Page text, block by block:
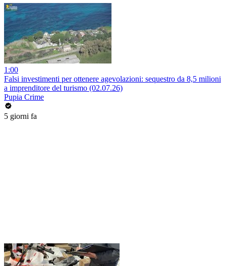
1:00
Falsi investimenti per ottenere agevolazioni: sequestro da 8,5 milioni
a imprenditore del turismo (02.07.26)
Pupia Crime
5 giorni fa